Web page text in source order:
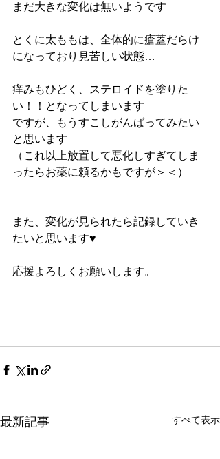
まだ大きな変化は無いようです
とくに太ももは、全体的に瘡蓋だらけ
になっており見苦しい状態…
痒みもひどく、ステロイドを塗りた
い！！となってしまいます
ですが、もうすこしがんばってみたい
と思います
（これ以上放置して悪化しすぎてしま
ったらお薬に頼るかもですが＞＜）
また、変化が見られたら記録していき
たいと思います♥
応援よろしくお願いします。
最新記事 すべて表示